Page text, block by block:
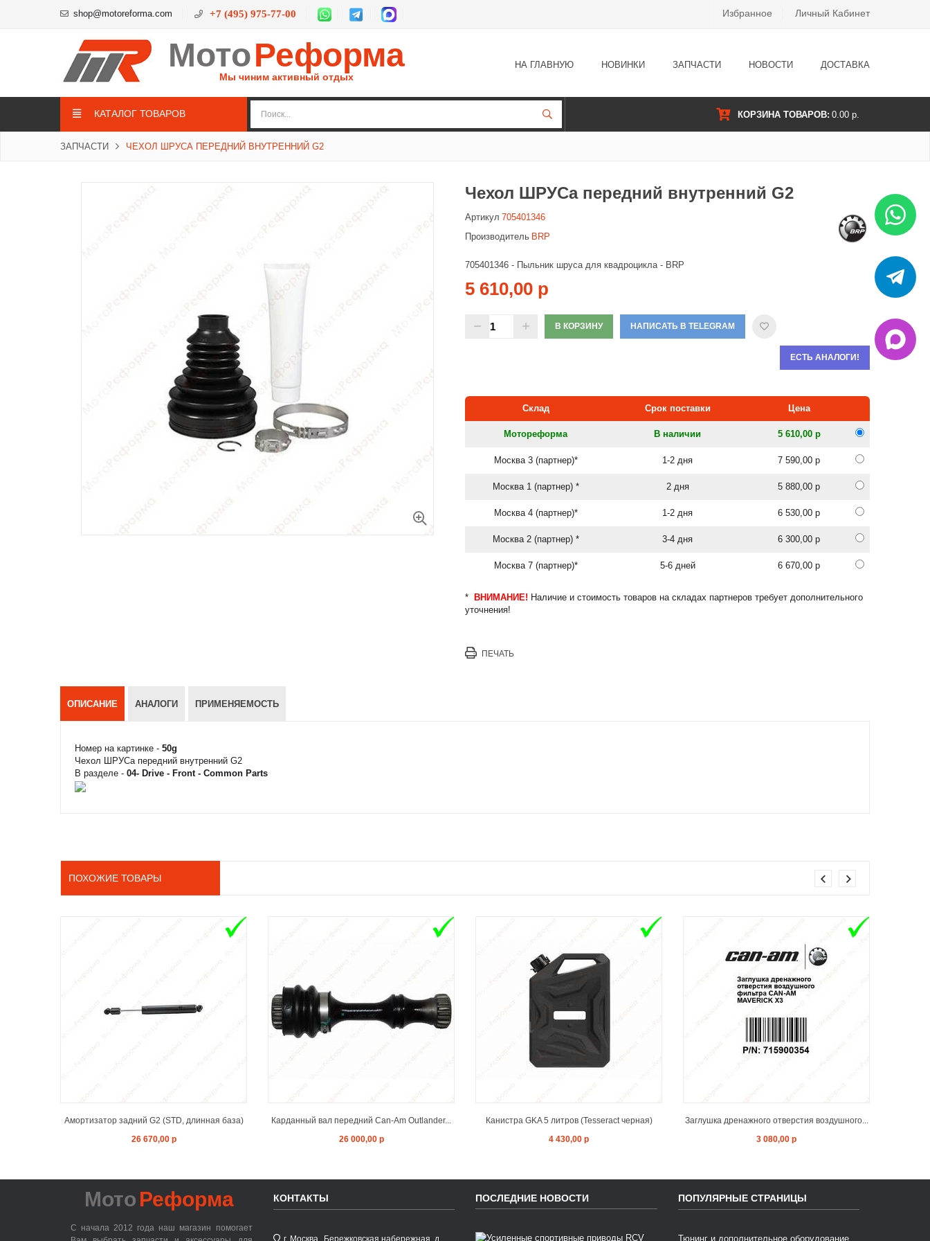
shop@motoreforma.com +7 (495) 975-77-00 Избранное Личный Кабинет
МотоРеформа
Мы чиним активный отдых
НА ГЛАВНУЮ НОВИНКИ ЗАПЧАСТИ НОВОСТИ ДОСТАВКА
КАТАЛОГ ТОВАРОВ КОРЗИНА ТОВАРОВ: 0.00 р.
ЗАПЧАСТИ ЧЕХОЛ ШРУСА ПЕРЕДНИЙ ВНУТРЕННИЙ G2
Чехол ШРУСа передний внутренний G2
Артикул 705401346
Производитель BRP
705401346 - Пыльник шруса для квадроцикла - BRP
5 610,00 р
В КОРЗИНУ НАПИСАТЬ В TELEGRAM
ЕСТЬ АНАЛОГИ!
Склад Срок поставки Цена
Мотореформа В наличии 5 610,00 р
Москва 3 (партнер)* 1-2 дня 7 590,00 р
Москва 1 (партнер) * 2 дня 5 880,00 р
Москва 4 (партнер)* 1-2 дня 6 530,00 р
Москва 2 (партнер) * 3-4 дня 6 300,00 р
Москва 7 (партнер)* 5-6 дней 6 670,00 р
* ВНИМАНИЕ! Наличие и стоимость товаров на складах партнеров требует дополнительного
уточнения!
ПЕЧАТЬ
ОПИСАНИЕ АНАЛОГИ ПРИМЕНЯЕМОСТЬ
Номер на картинке - 50g
Чехол ШРУСа передний внутренний G2
В разделе - 04- Drive - Front - Common Parts
ПОХОЖИЕ ТОВАРЫ
Амортизатор задний G2 (STD, длинная база)
26 670,00 р
Карданный вал передний Can-Am Outlander...
26 000,00 р
ADD TO CART
Канистра GKA 5 литров (Tesseract черная)
4 430,00 р
ADD TO CART
Заглушка дренажного отверстия воздушного...
3 080,00 р
ADD TO CART
Мото Реформа
С начала 2012 года наш магазин помогает
КОНТАКТЫ
г. Москва Бережковская набережная, д.
ПОСЛЕДНИЕ НОВОСТИ ПОПУЛЯРНЫЕ СТРАНИЦЫ
Тюнинг и дополнительное оборудование